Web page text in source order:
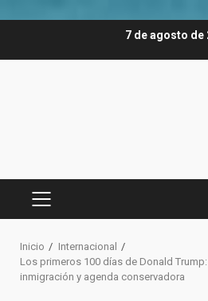
7 de agosto de
MENÚ
Inicio
Internacional
Los primeros 100 días de Donald
inmigración y agenda conservadora